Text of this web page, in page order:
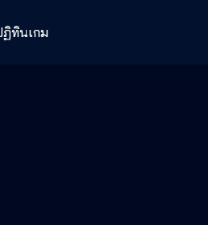
ฏิทินเกม